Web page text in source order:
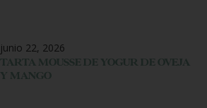
junio 22, 2026
TARTA MOUSSE DE YOGUR DE OVEJA
Y MANGO